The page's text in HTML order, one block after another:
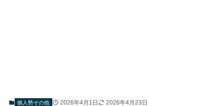
個人勢その他 2026年4月1日 2026年4月23日